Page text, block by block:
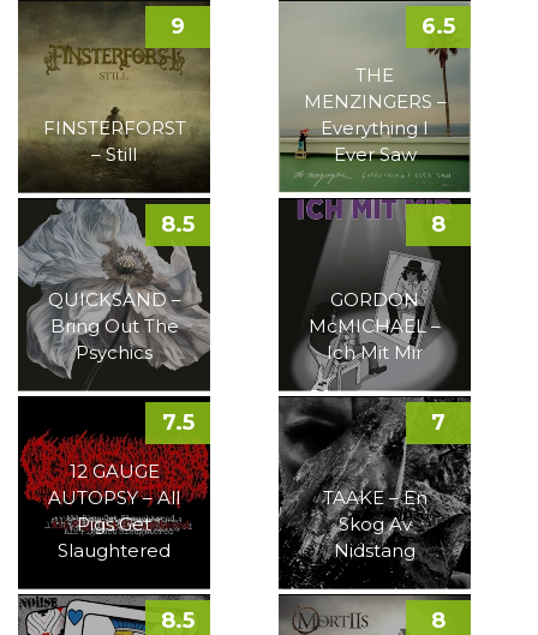
FINSTERFORST
– Still
9
THE
MENZINGERS –
Everything I
Ever Saw
6.5
QUICKSAND –
Bring Out The
Psychics
8.5
GORDON
McMICHAEL –
Ich Mit Mir
8
12 GAUGE
AUTOPSY – All
Pigs Get
Slaughtered
7.5
TAAKE – En
Skog Av
Nidstang
7
8.5 8